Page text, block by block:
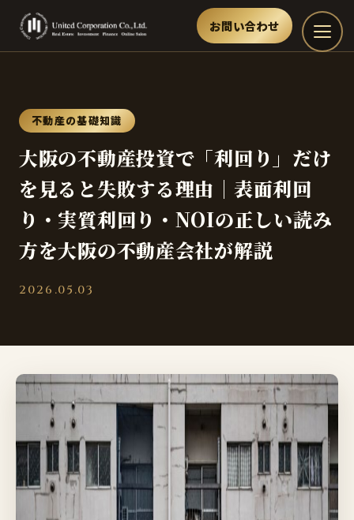
お問い合わせ
不動産の基礎知識
大阪の不動産投資で「利回り」だけ
を見ると失敗する理由｜表面利回
り・実質利回り・NOIの正しい読み
方を大阪の不動産会社が解説
2026.05.03